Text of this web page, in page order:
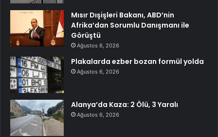
Mısır Dışişleri Bakanı, ABD’nin
Afrika’dan Sorumlu Danışmanı ile
Görüştü
Ağustos 6, 2026
Plakalarda ezber bozan formül yolda
Ağustos 6, 2026
Alanya’da Kaza: 2 Ölü, 3 Yaralı
Ağustos 6, 2026